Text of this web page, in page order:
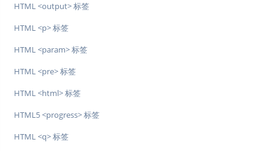
HTML <output> 标签
HTML <p> 标签
HTML <param> 标签
HTML <pre> 标签
HTML <html> 标签
HTML5 <progress> 标签
HTML <q> 标签